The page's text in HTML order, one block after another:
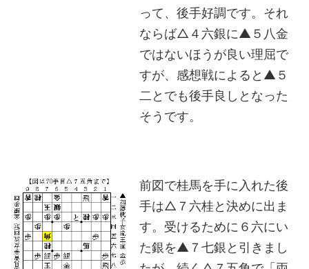
って、後手好調です。それ
ならば△４六銀に▲５八金
ではないほうが良い理屈で
すが、感想戦によると▲５
二とでも後手良しとなった
そうです。
前図で桂馬を手に入れた後
手は△７六桂と決めに出ま
す。受けるために６六にい
た銀を▲７七銀と引きまし